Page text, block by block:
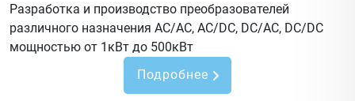
Разработка и производство преобразователей
различного назначения AC/AC, AC/DC, DC/AC, DC/DC
мощностью от 1кВт до 500кВт
Подробнее